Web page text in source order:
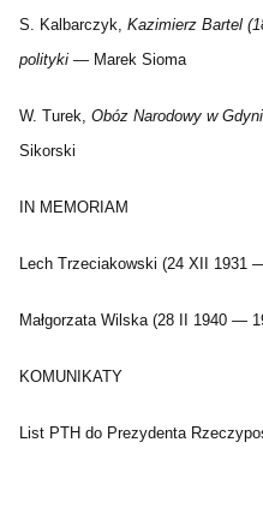
S. Kalbarczyk, Kazimierz Bartel
polityki — Marek Sioma
W. Turek, Obóz Narodowy w
Sikorski
IN MEMORIAM
Lech Trzeciakowski (24 XII
Małgorzata Wilska (28 II 1940 —
KOMUNIKATY
List PTH do Prezydenta